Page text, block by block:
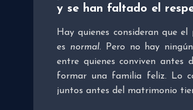
y se han faltado el
Hay quienes consideran que
es normal. Pero no hay
entre quienes conviven antes
formar una familia feliz. Lo
juntos antes del matrimonio